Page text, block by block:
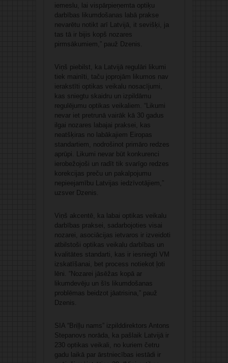
iemeslu, lai vispārpieņemta optiķu
darbības likumdošanas labā prakse
nevarētu notikt arī Latvijā, it sevišķi, ja
tas tā ir bijis kopš nozares
pirmsākumiem,” pauž Dzenis.
Viņš piebilst, ka Latvijā regulāri likumi
tiek mainīti, taču joprojām likumos nav
ierakstīti optikas veikalu nosacījumi,
kas sniegtu skaidru un izpildāmu
regulējumu optikas veikaliem. “Likumi
nevar iet pretrunā vairāk kā 30 gadus
ilgai nozares labajai praksei, kas
neatšķiras no labākajiem Eiropas
standartiem, nodrošinot primāro redzes
aprūpi. Likumi nevar būt konkurenci
ierobežojoši un radīt tik svarīgo redzes
korekcijas preču un pakalpojumu
nepieejamību Latvijas iedzīvotājiem,”
uzsver Dzenis.
Viņš akcentē, ka labai optikas veikalu
darbības praksei, sadarbojoties visai
nozarei, asociācijas ietvaros ir izveidoti
atbilstoši optikas veikalu darbības un
kvalitātes standarti, kas ir iesniegti VM
izskatīšanai, bet process notiekot ļoti
lēni. “Nozarei jāsēžas kopā ar
likumdevēju un šīs likumdošanas
problēmas beidzot jāatrisina,” pauž
Dzenis.
SIA “Briļļu nams” izpilddirektors Antons
Stepanovs norāda, ka pašlaik Latvijā ir
230 optikas veikali, no kuriem četru
gadu laikā par ārstniecības iestādi ir